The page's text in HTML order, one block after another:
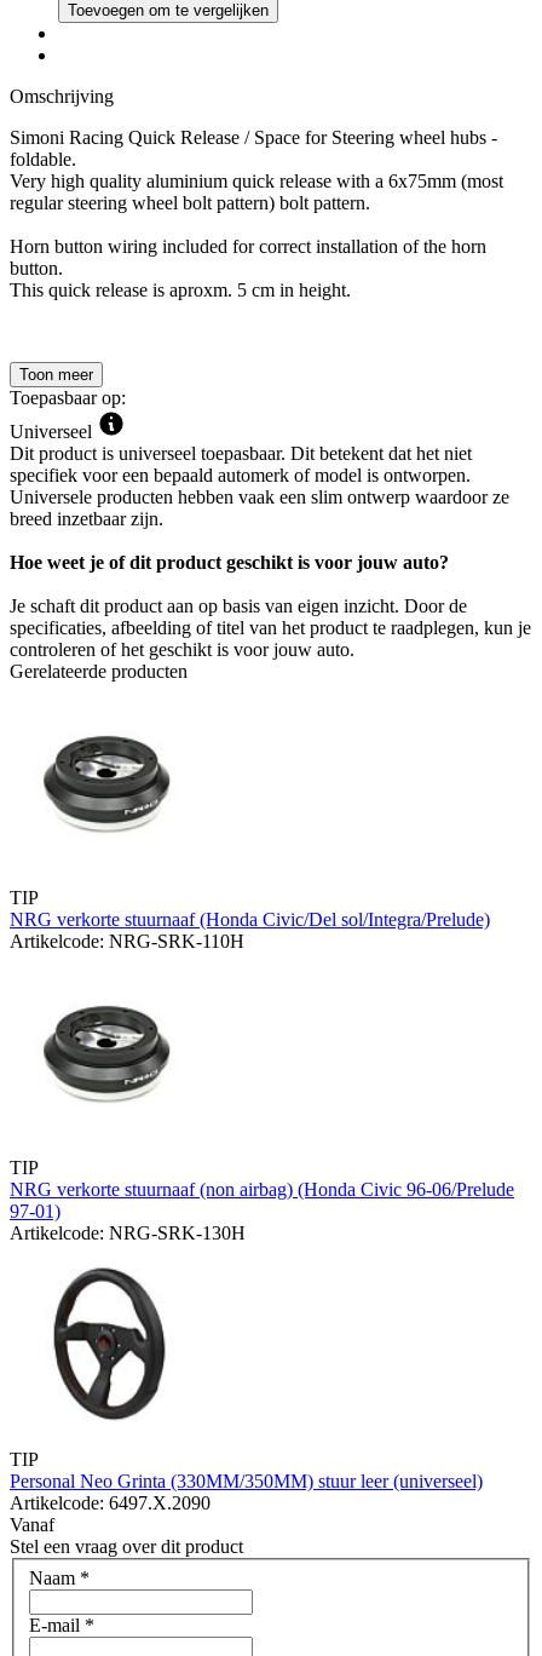
Toevoegen om te vergelijken
Omschrijving
Simoni Racing Quick Release / Space for Steering wheel hubs -
foldable.
Very high quality aluminium quick release with a 6x75mm (most
regular steering wheel bolt pattern) bolt pattern.
Horn button wiring included for correct installation of the horn
button.
This quick release is aproxm. 5 cm in height.
Toon meer
Toepasbaar op:
Universeel
Dit product is universeel toepasbaar. Dit betekent dat het niet
specifiek voor een bepaald automerk of model is ontworpen.
Universele producten hebben vaak een slim ontwerp waardoor ze
breed inzetbaar zijn.
Hoe weet je of dit product geschikt is voor jouw auto?
Je schaft dit product aan op basis van eigen inzicht. Door de
specificaties, afbeelding of titel van het product te raadplegen, kun je
controleren of het geschikt is voor jouw auto.
Gerelateerde producten
TIP
NRG verkorte stuurnaaf (Honda Civic/Del sol/Integra/Prelude)
Artikelcode: NRG-SRK-110H
TIP
NRG verkorte stuurnaaf (non airbag) (Honda Civic 96-06/Prelude
97-01)
Artikelcode: NRG-SRK-130H
TIP
Personal Neo Grinta (330MM/350MM) stuur leer (universeel)
Artikelcode: 6497.X.2090
Vanaf
Stel een vraag over dit product
Naam *
E-mail *